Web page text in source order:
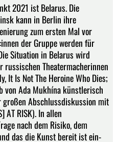
2021 ist Belarus. Die
kann in Berlin ihre
zum ersten Mal vor
der Gruppe werden für
Situation in Belarus wird
russischen Theatermacherinnen
It Is Not The Heroine Who Dies;
von Ada Mukhína künstlerisch
Abschlussdiskussion mit
AT RISK). In allen
nach dem Risiko, dem
das die Kunst bereit ist ein­